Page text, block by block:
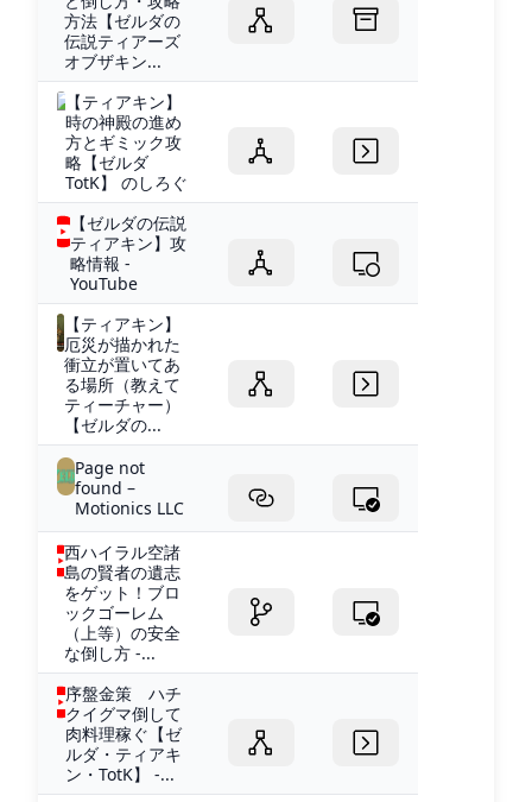
方法【ゼルダの
伝説ティアーズ
オブザキン...
【ティアキン】
時の神殿の進め
方とギミック攻
略【ゼルダ
TotK】 のしろぐ
【ゼルダの伝説
ティアキン】攻
略情報 -
YouTube
【ティアキン】
厄災が描かれた
衝立が置いてあ
る場所（教えて
ティーチャー）
【ゼルダの...
Page not
found –
Motionics LLC
西ハイラル空諸
島の賢者の遺志
をゲット！ブロ
ックゴーレム
（上等）の安全
な倒し方 -...
序盤金策 ハチ
クイグマ倒して
肉料理稼ぐ【ゼ
ルダ・ティアキ
ン・TotK】 -...